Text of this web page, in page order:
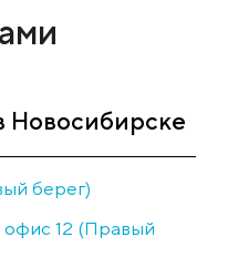
Новосибирске
берег)
офис 12 (Правый